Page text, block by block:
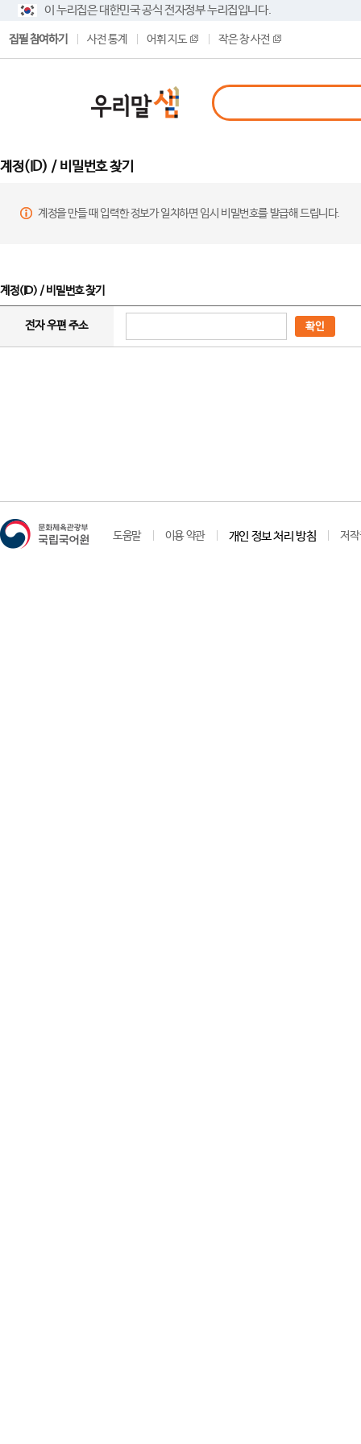
이 누리집은 대한민국 공식 전자정부 누리집입니다.
집필 참여하기 사전 통계 어휘 지도 작은 창 사전
계정(ID) / 비밀번호 찾기
계정을 만들 때 입력한 정보가 일치하면 임시 비밀번호를 발급해 드립니다.
계정(ID) / 비밀번호 찾기
전자 우편 주소 확인
도움말 이용 약관 개인 정보 처리 방침 저